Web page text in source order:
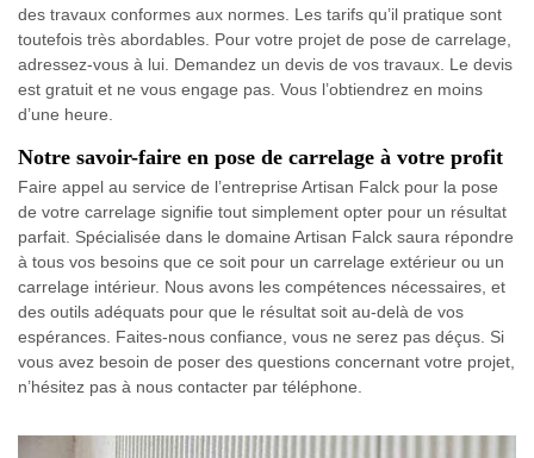
des travaux conformes aux normes. Les tarifs qu’il pratique sont
toutefois très abordables. Pour votre projet de pose de carrelage,
adressez-vous à lui. Demandez un devis de vos travaux. Le devis
est gratuit et ne vous engage pas. Vous l’obtiendrez en moins
d’une heure.
Notre savoir-faire en pose de carrelage à votre profit
Faire appel au service de l’entreprise Artisan Falck pour la pose
de votre carrelage signifie tout simplement opter pour un résultat
parfait. Spécialisée dans le domaine Artisan Falck saura répondre
à tous vos besoins que ce soit pour un carrelage extérieur ou un
carrelage intérieur. Nous avons les compétences nécessaires, et
des outils adéquats pour que le résultat soit au-delà de vos
espérances. Faites-nous confiance, vous ne serez pas déçus. Si
vous avez besoin de poser des questions concernant votre projet,
n’hésitez pas à nous contacter par téléphone.